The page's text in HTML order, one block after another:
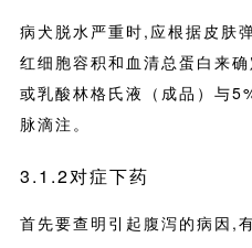
病犬脱水严重时,应根据皮肤
红细胞容积和血清总蛋白来
或乳酸林格氏液（成品）与
脉滴注。
3.1.2对症下药
首先要查明引起腹泻的病因,